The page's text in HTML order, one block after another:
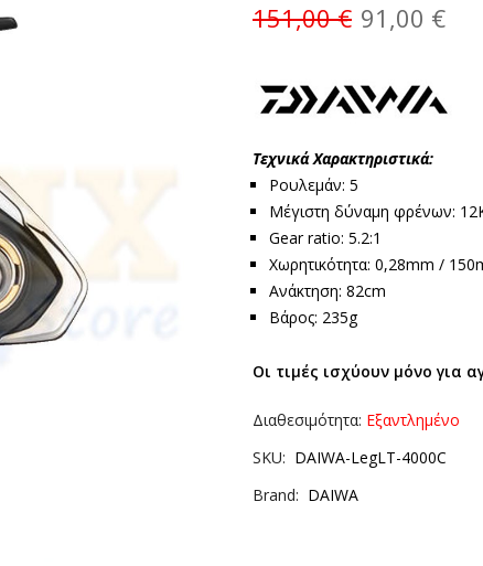
91,00 €
151,00 €
Τεχνικά Χαρακτηριστικά:
Ρουλεμάν: 5
Μέγιστη δύναμη φρένων:
Gear ratio: 5.2:1
Χωρητικότητα: 0,28mm /
Ανάκτηση: 82cm
Βάρος: 235g
Οι τιμές ισχύουν μόνο για
Διαθεσιμότητα: Εξαντλημένο
SKU
DAIWA-LegLT-4000C
Brand
DAIWA